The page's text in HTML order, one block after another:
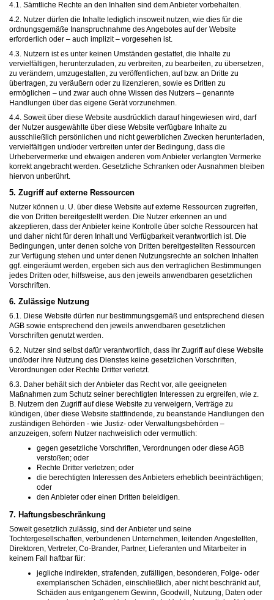
4.1. Sämtliche Rechte an den Inhalten sind dem Anbieter vorbehalten.
4.2. Nutzer dürfen die Inhalte lediglich insoweit nutzen, wie dies für die
ordnungsgemäße Inanspruchnahme des Angebotes auf der Website
erforderlich oder – auch implizit – vorgesehen ist.
4.3. Nutzern ist es unter keinen Umständen gestattet, die Inhalte zu
vervielfältigen, herunterzuladen, zu verbreiten, zu bearbeiten, zu übersetzen,
zu verändern, umzugestalten, zu veröffentlichen, auf bzw. an Dritte zu
übertragen, zu veräußern oder zu lizenzieren, sowie es Dritten zu
ermöglichen – und zwar auch ohne Wissen des Nutzers – genannte
Handlungen über das eigene Gerät vorzunehmen.
4.4. Soweit über diese Website ausdrücklich darauf hingewiesen wird, darf
der Nutzer ausgewählte über diese Website verfügbare Inhalte zu
ausschließlich persönlichen und nicht gewerblichen Zwecken herunterladen,
vervielfältigen und/oder verbreiten unter der Bedingung, dass die
Urhebervermerke und etwaigen anderen vom Anbieter verlangten Vermerke
korrekt angebracht werden. Gesetzliche Schranken oder Ausnahmen bleiben
hiervon unberührt.
5. Zugriff auf externe Ressourcen
Nutzer können u. U. über diese Website auf externe Ressourcen zugreifen,
die von Dritten bereitgestellt werden. Die Nutzer erkennen an und
akzeptieren, dass der Anbieter keine Kontrolle über solche Ressourcen hat
und daher nicht für deren Inhalt und Verfügbarkeit verantwortlich ist. Die
Bedingungen, unter denen solche von Dritten bereitgestellten Ressourcen
zur Verfügung stehen und unter denen Nutzungsrechte an solchen Inhalten
ggf. eingeräumt werden, ergeben sich aus den vertraglichen Bestimmungen
jedes Dritten oder, hilfsweise, aus den jeweils anwendbaren gesetzlichen
Vorschriften.
6. Zulässige Nutzung
6.1. Diese Website dürfen nur bestimmungsgemäß und entsprechend diesen
AGB sowie entsprechend den jeweils anwendbaren gesetzlichen
Vorschriften genutzt werden.
6.2. Nutzer sind selbst dafür verantwortlich, dass ihr Zugriff auf diese Website
und/oder ihre Nutzung des Dienstes keine gesetzlichen Vorschriften,
Verordnungen oder Rechte Dritter verletzt.
6.3. Daher behält sich der Anbieter das Recht vor, alle geeigneten
Maßnahmen zum Schutz seiner berechtigten Interessen zu ergreifen, wie z.
B. Nutzern den Zugriff auf diese Website zu verweigern, Verträge zu
kündigen, über diese Website stattfindende, zu beanstande Handlungen den
zuständigen Behörden - wie Justiz- oder Verwaltungsbehörden –
anzuzeigen, sofern Nutzer nachweislich oder vermutlich:
gegen gesetzliche Vorschriften, Verordnungen oder diese AGB
verstoßen; oder
Rechte Dritter verletzen; oder
die berechtigten Interessen des Anbieters erheblich beeinträchtigen;
oder
den Anbieter oder einen Dritten beleidigen.
7. Haftungsbeschränkung
Soweit gesetzlich zulässig, sind der Anbieter und seine
Tochtergesellschaften, verbundenen Unternehmen, leitenden Angestellten,
Direktoren, Vertreter, Co-Brander, Partner, Lieferanten und Mitarbeiter in
keinem Fall haftbar für:
jegliche indirekten, strafenden, zufälligen, besonderen, Folge- oder
exemplarischen Schäden, einschließlich, aber nicht beschränkt auf,
Schäden aus entgangenem Gewinn, Goodwill, Nutzung, Daten oder